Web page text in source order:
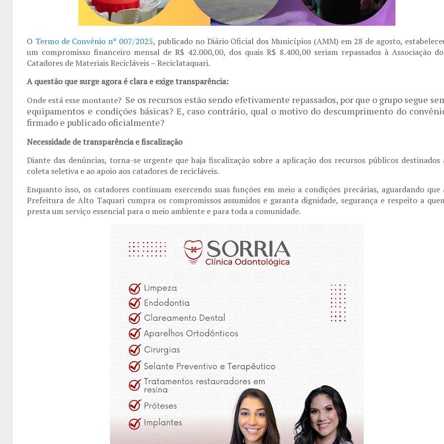
O Termo de Convênio nº 007/2025, publicado no Diário Oficial dos Municípios (AMM) em 28 de agosto,
um compromisso financeiro mensal de R$ 42.000,00, dos quais R$ 8.400,00 seriam repassados à Associação
Catadores de Materiais Recicláveis – Reciclataquari.
A questão que surge agora é clara e exige transparência:
Onde está esse montante? Se os recursos estão sendo efetivamente repassados, por que o grupo segue
equipamentos e condições básicas? E, caso contrário, qual o motivo do descumprimento do
firmado e publicado oficialmente?
Necessidade de transparência e fiscalização
Diante das denúncias, torna-se urgente que haja fiscalização sobre a aplicação dos recursos públicos destinados
coleta seletiva e ao apoio aos catadores de recicláveis.
Enquanto isso, os catadores continuam exercendo suas funções em meio a condições precárias, aguardando que
Prefeitura de Alto Taquari cumpra os compromissos assumidos e garanta dignidade, segurança e respeito a
presta um serviço essencial para o meio ambiente e para toda a comunidade.